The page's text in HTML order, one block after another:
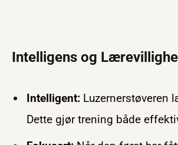
Intelligens og
Intelligent: Luzernerstøveren
Dette gjør trening både